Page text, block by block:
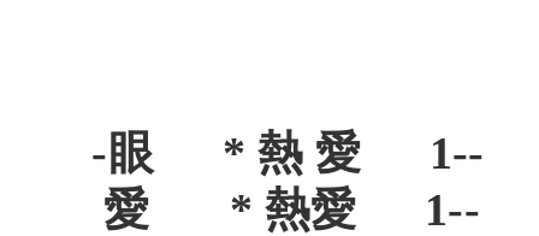
-眼 * 熱 愛 1--
愛 * 熱愛 1--